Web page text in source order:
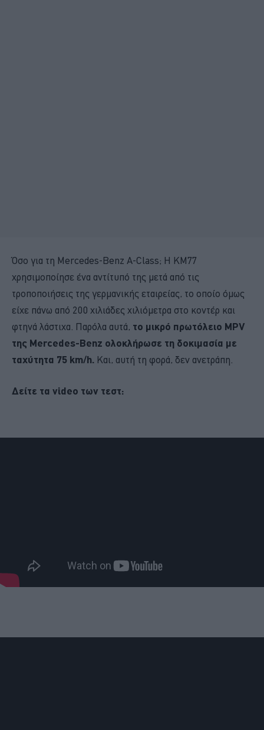
Όσο για τη Mercedes-Benz A-Class; Η ΚΜ77
χρησιμοποίησε ένα αντίτυπό της μετά από τις
τροποποιήσεις της γερμανικής εταιρείας, το οποίο όμως
είχε πάνω από 200 χιλιάδες χιλιόμετρα στο κοντέρ και
φτηνά λάστιχα. Παρόλα αυτά, το μικρό πρωτόλειο MPV
της Mercedes-Benz ολοκλήρωσε τη δοκιμασία με
ταχύτητα 75 km/h. Και, αυτή τη φορά, δεν ανετράπη.
Δείτε τα video των τεστ: